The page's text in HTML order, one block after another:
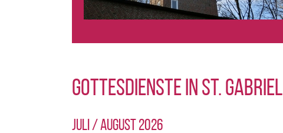
GOTTESDIENSTE IN ST. GABRIEL
Juli / August 2026